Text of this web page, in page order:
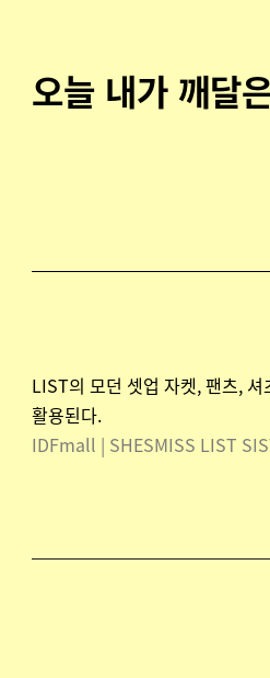
오늘 내가 깨달
LIST의 모던 셋업 자켓, 팬츠,
활용된다.
IDFmall | SHESMISS LIST